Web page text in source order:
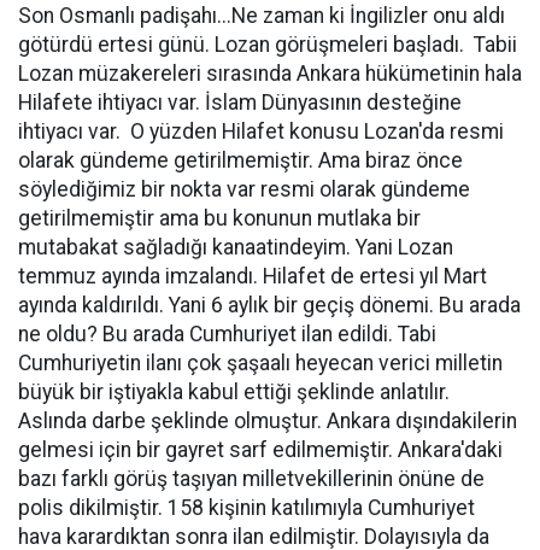
Son Osmanlı padişahı...Ne zaman ki İngilizler onu aldı
götürdü ertesi günü. Lozan görüşmeleri başladı. Tabii
Lozan müzakereleri sırasında Ankara hükümetinin hala
Hilafete ihtiyacı var. İslam Dünyasının desteğine
ihtiyacı var. O yüzden Hilafet konusu Lozan'da resmi
olarak gündeme getirilmemiştir. Ama biraz önce
söylediğimiz bir nokta var resmi olarak gündeme
getirilmemiştir ama bu konunun mutlaka bir
mutabakat sağladığı kanaatindeyim. Yani Lozan
temmuz ayında imzalandı. Hilafet de ertesi yıl Mart
ayında kaldırıldı. Yani 6 aylık bir geçiş dönemi. Bu arada
ne oldu? Bu arada Cumhuriyet ilan edildi. Tabi
Cumhuriyetin ilanı çok şaşaalı heyecan verici milletin
büyük bir iştiyakla kabul ettiği şeklinde anlatılır.
Aslında darbe şeklinde olmuştur. Ankara dışındakilerin
gelmesi için bir gayret sarf edilmemiştir. Ankara'daki
bazı farklı görüş taşıyan milletvekillerinin önüne de
polis dikilmiştir. 158 kişinin katılımıyla Cumhuriyet
hava karardıktan sonra ilan edilmiştir. Dolayısıyla da